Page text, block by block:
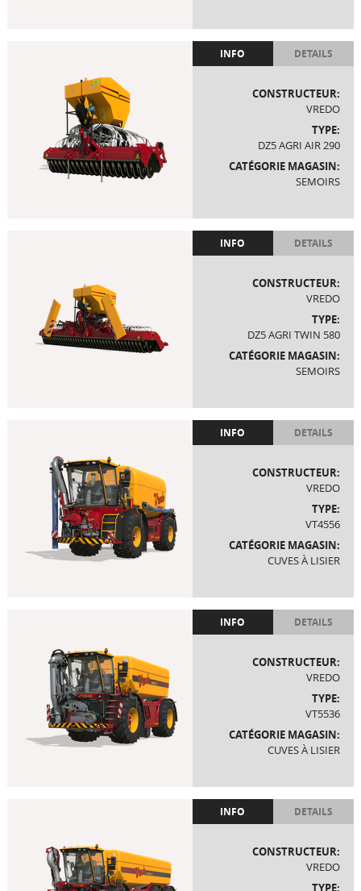
INFO DETAILS
CONSTRUCTEUR:
VREDO
TYPE:
DZ5 AGRI AIR 290
CATÉGORIE MAGASIN:
SEMOIRS
INFO DETAILS
CONSTRUCTEUR:
VREDO
TYPE:
DZ5 AGRI TWIN 580
CATÉGORIE MAGASIN:
SEMOIRS
INFO DETAILS
CONSTRUCTEUR:
VREDO
TYPE:
VT4556
CATÉGORIE MAGASIN:
CUVES À LISIER
INFO DETAILS
CONSTRUCTEUR:
VREDO
TYPE:
VT5536
CATÉGORIE MAGASIN:
CUVES À LISIER
INFO DETAILS
CONSTRUCTEUR:
VREDO
TYPE: